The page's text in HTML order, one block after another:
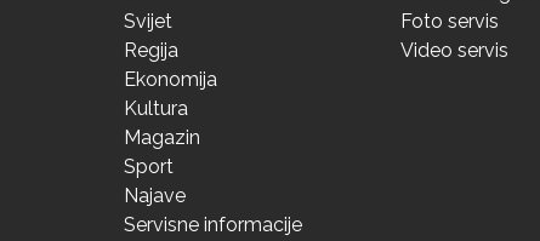
Svijet
Regija
Ekonomija
Kultura
Magazin
Sport
Najave
Servisne informacije
Foto servis
Video servis